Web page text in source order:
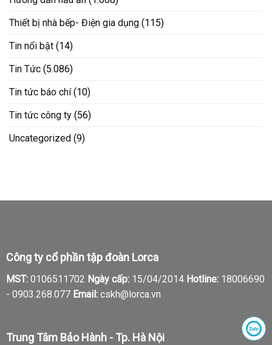
Thiết bị nhà bếp- Điện gia dụng (115)
Tin nổi bật (14)
Tin Tức (5.086)
Tin tức báo chí(10)
Tin tức công ty (56)
Uncategorized (9)
Công ty cổ phần tập đoàn Lorca
MST:0106511702 Ngày cấp:15/04/2014 Hotline:18006690
- 0903.268.077 Email:cskh@lorca.vn
Trung Tâm Bảo Hành - Tp. Hà Nội